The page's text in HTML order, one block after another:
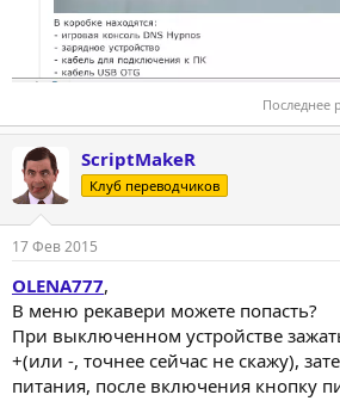
Последнее
ScriptMakeR
Клуб переводчиков
17 Фев 2015
OLENA777,
В меню рекавери можете попасть?
При выключенном устройстве
+(или -, точнее сейчас не скажу),
питания, после включения кнопку